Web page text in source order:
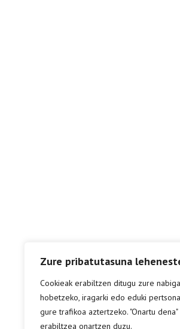
Zure pribatutasuna
Cookieak erabiltzen ditugu zure
hobetzeko, iragarki edo eduki
gure trafikoa aztertzeko. "Onartu dena"
erabiltzea onartzen duzu.